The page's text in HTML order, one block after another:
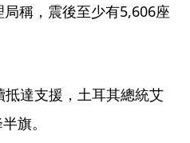
稱，震後至少有5,606座
達支援，土耳其總統艾
旗。